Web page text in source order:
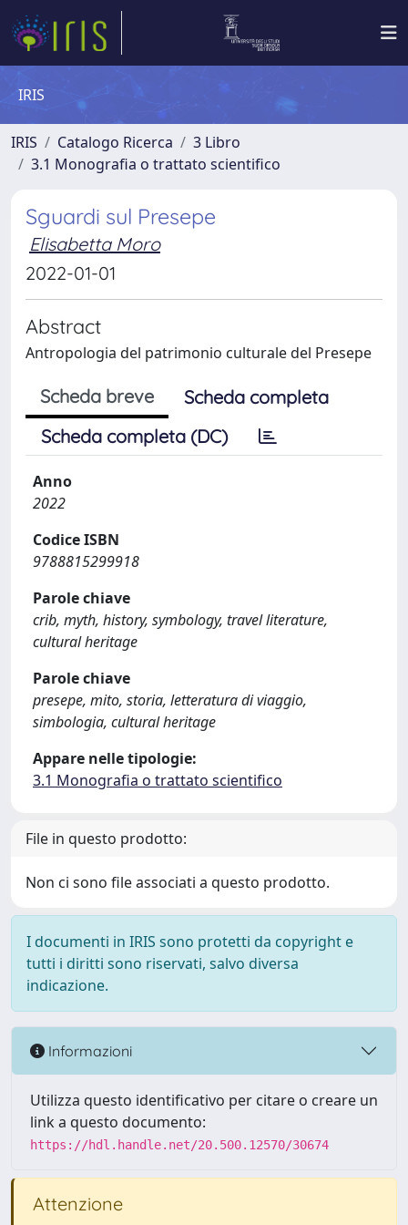
IRIS
IRIS Catalogo Ricerca
3 Libro
3.1 Monografia o trattato scientifico
Sguardi sul Presepe
Elisabetta Moro
2022-01-01
Abstract
Antropologia del patrimonio culturale del Presepe
Scheda breve
Scheda completa
Scheda completa (DC)
Anno
2022
Codice ISBN
9788815299918
Parole chiave
crib, myth, history, symbology, travel literature,
cultural heritage
Parole chiave
presepe, mito, storia, letteratura di viaggio,
simbologia, cultural heritage
Appare nelle tipologie:
3.1 Monografia o trattato scientifico
File in questo prodotto:
Non ci sono file associati a questo prodotto.
I documenti in IRIS sono protetti da copyright e
tutti i diritti sono riservati, salvo diversa
indicazione.
Informazioni
Utilizza questo identificativo per citare o creare un
link a questo documento:
https://hdl.handle.net/20.500.12570/30674
Attenzione